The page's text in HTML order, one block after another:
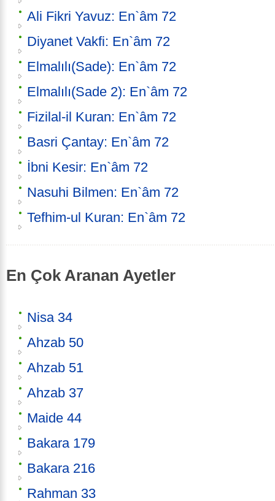
Ali Fikri Yavuz: En`âm 72
Diyanet Vakfi: En`âm 72
Elmalılı(Sade): En`âm 72
Elmalılı(Sade 2): En`âm 72
Fizilal-il Kuran: En`âm 72
Basri Çantay: En`âm 72
İbni Kesir: En`âm 72
Nasuhi Bilmen: En`âm 72
Tefhim-ul Kuran: En`âm 72
En Çok Aranan Ayetler
Nisa 34
Ahzab 50
Ahzab 51
Ahzab 37
Maide 44
Bakara 179
Bakara 216
Rahman 33